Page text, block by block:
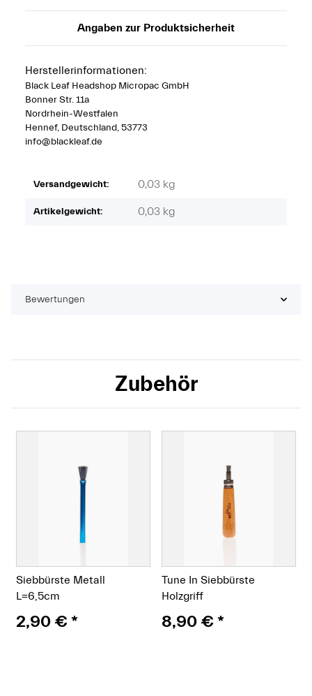
Angaben zur Produktsicherheit
Herstellerinformationen:
Black Leaf Headshop Micropac GmbH
Bonner Str. 11a
Nordrhein-Westfalen
Hennef, Deutschland, 53773
info@blackleaf.de
Versandgewicht: 0,03 kg
Artikelgewicht: 0,03 kg
Bewertungen
Zubehör
Siebbürste Metall
L=6,5cm
2,90 €*
Tune In Siebbürste
Holzgriff
8,90 €*